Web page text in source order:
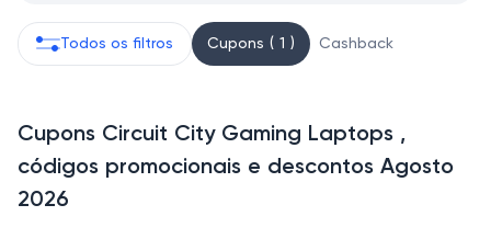
Todos os filtros Cupons ( 1 ) Cashback
Cupons Circuit City Gaming Laptops ,
códigos promocionais e descontos Agosto
2026